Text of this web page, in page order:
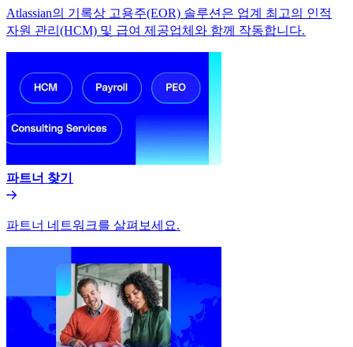
Atlassian의 기록상 고용주(EOR) 솔루션은 업계 최고의 인적
자원 관리(HCM) 및 급여 제공업체와 함께 작동합니다.​​
파트너 찾기​​
파트너 네트워크를 살펴보세요.​​